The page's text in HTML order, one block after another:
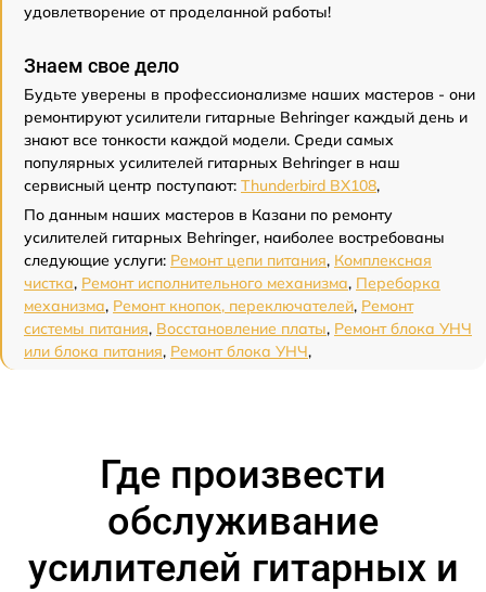
удовлетворение от проделанной работы!
Знаем свое дело
Будьте уверены в профессионализме наших мастеров - они
ремонтируют усилители гитарные Behringer каждый день и
знают все тонкости каждой модели. Среди самых
популярных усилителей гитарных Behringer в наш
сервисный центр поступают: Thunderbird BX108,
По данным наших мастеров в Казани по ремонту
усилителей гитарных Behringer, наиболее востребованы
следующие услуги: Ремонт цепи питания, Комплексная
чистка, Ремонт исполнительного механизма, Переборка
механизма, Ремонт кнопок, переключателей, Ремонт
системы питания, Восстановление платы, Ремонт блока УНЧ
или блока питания, Ремонт блока УНЧ,
Где произвести
обслуживание
усилителей гитарных и